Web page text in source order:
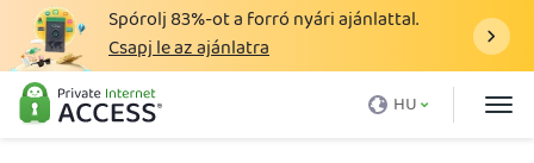
Spórolj83%-ot a forró nyári ajánlattal.
Csapj le az ajánlatra
HU
Mi az a VPN?